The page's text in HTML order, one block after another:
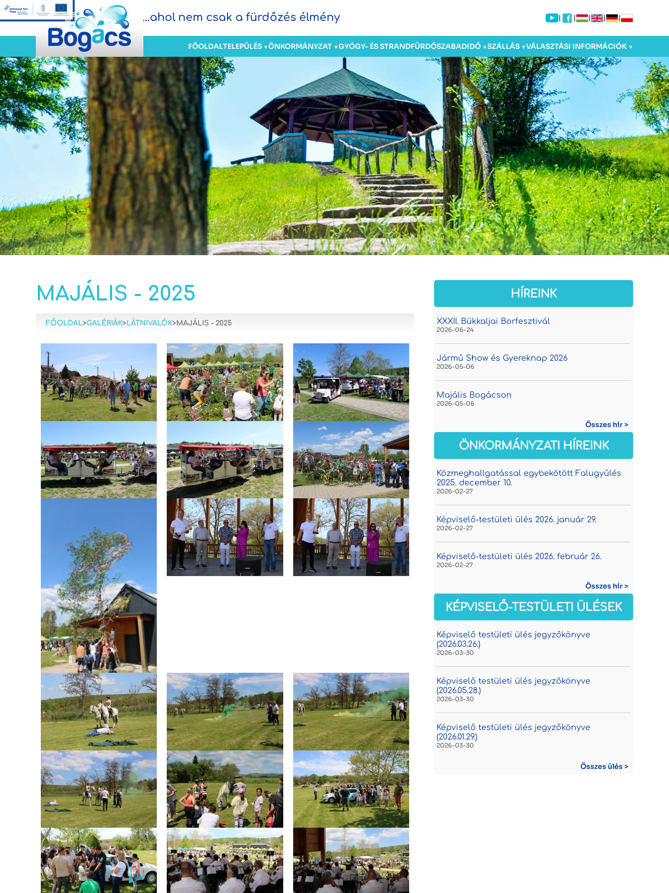
...ahol nem csak a fürdőzés élmény | | | | |
FŐOLDALTELEPÜLÉS ▼ÖNKORMÁNYZAT ▼GYÓGY- ÉS STRANDFÜRDŐSZABADIDŐ ▼SZÁLLÁS ▼VÁLASZTÁSI INFORMÁCIÓK ▼
MAJÁLIS - 2025
FŐOLDAL>GALÉRIÁK>LÁTNIVALÓK> MAJÁLIS - 2025
HÍREINK
XXXII. Bükkaljai Borfesztivál
2026-06-24
Jármű Show és Gyereknap 2026
2026-05-06
Majális Bogácson
2026-05-06
Összes hír >
ÖNKORMÁNYZATI HÍREINK
Közmeghallgatással egybekötött Falugyűlés
2025. december 10.
2026-02-27
Képviselő-testületi ülés 2026. január 29.
2026-02-27
Képviselő-testületi ülés 2026. február 26.
2026-02-27
Összes hír >
KÉPVISELŐ-TESTÜLETI ÜLÉSEK
Képviselő testületi ülés jegyzőkönyve
(2026.03.26.)
2026-03-30
Képviselő testületi ülés jegyzőkönyve
(2026.05.28.)
2026-03-30
Képviselő testületi ülés jegyzőkönyve
(2026.01.29.)
2026-03-30
Összes ülés >